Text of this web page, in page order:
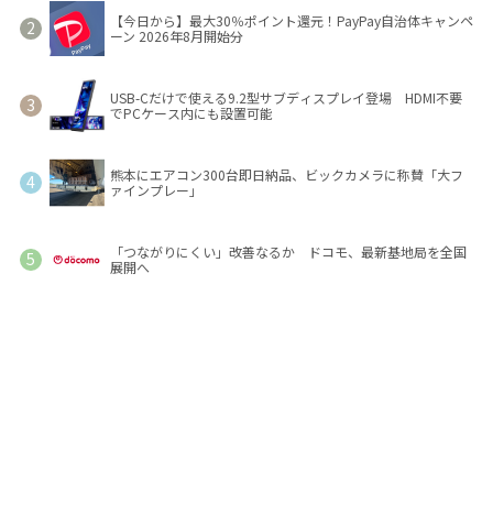
【今日から】最大30％ポイント還元！PayPay自治体キャンペ
ーン 2026年8月開始分
USB-Cだけで使える9.2型サブディスプレイ登場 HDMI不要
でPCケース内にも設置可能
熊本にエアコン300台即日納品、ビックカメラに称賛「大フ
ァインプレー」
「つながりにくい」改善なるか ドコモ、最新基地局を全国
展開へ